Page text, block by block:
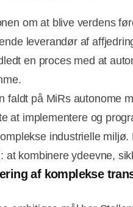
om at blive verdens
leverandør af
en proces med at
faldt på MiRs autonome
at implementere og
industrielle
at kombinere ydeevne,
af komplekse